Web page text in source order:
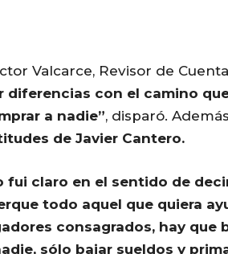
Valcarce, Revisor de
diferencias con el camino
a nadie”, disparó.
de Javier Cantero.
fui claro en el sentido de
todo aquel que quiera
consagrados, hay que
sólo bajar sueldos y